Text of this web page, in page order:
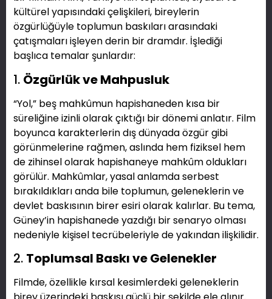
kültürel yapısındaki çelişkileri, bireylerin
özgürlüğüyle toplumun baskıları arasındaki
çatışmaları işleyen derin bir dramdır. İşlediği
başlıca temalar şunlardır:
1. Özgürlük ve Mahpusluk
“Yol,” beş mahkûmun hapishaneden kısa bir
süreliğine izinli olarak çıktığı bir dönemi anlatır. Film
boyunca karakterlerin dış dünyada özgür gibi
görünmelerine rağmen, aslında hem fiziksel hem
de zihinsel olarak hapishaneye mahkûm oldukları
görülür. Mahkûmlar, yasal anlamda serbest
bırakıldıkları anda bile toplumun, geleneklerin ve
devlet baskısının birer esiri olarak kalırlar. Bu tema,
Güney’in hapishanede yazdığı bir senaryo olması
nedeniyle kişisel tecrübeleriyle de yakından ilişkilidir.
2. Toplumsal Baskı ve Gelenekler
Filmde, özellikle kırsal kesimlerdeki geleneklerin